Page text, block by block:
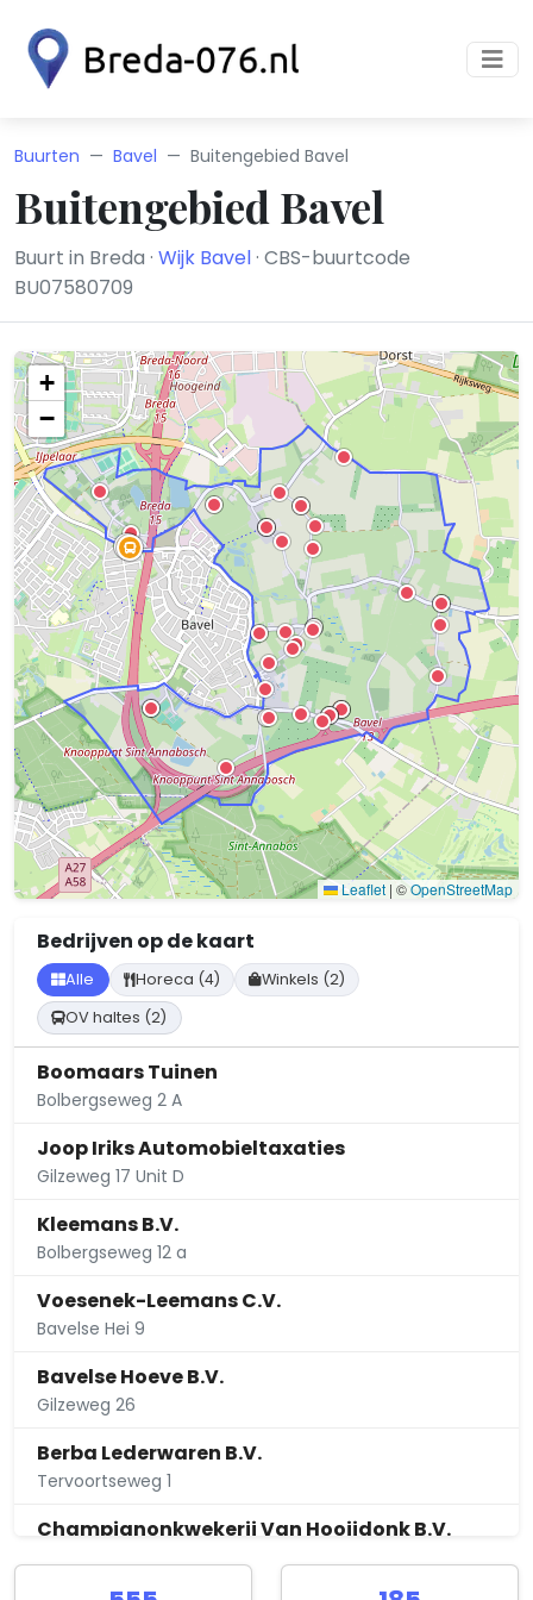
Buurten Bavel Buitengebied Bavel
Buitengebied Bavel
Buurt in Breda · Wijk Bavel· CBS-buurtcode
BU07580709
+
−
Leaflet | ©OpenStreetMap
Bedrijven op de kaart
Alle Horeca (4)
Winkels (2)
OV haltes (2)
Boomaars Tuinen
Bolbergseweg 2 A
Joop Iriks Automobieltaxaties
Gilzeweg 17 Unit D
Kleemans B.V.
Bolbergseweg 12 a
Voesenek-Leemans C.V.
Bavelse Hei 9
Bavelse Hoeve B.V.
Gilzeweg 26
Berba Lederwaren B.V.
Tervoortseweg 1
Champignonkwekerij Van Hooijdonk B.V.